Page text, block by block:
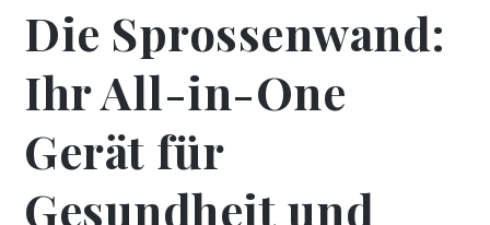
Die Sprossenwand:
Ihr All-in-One
Gerät für
Gesundheit und